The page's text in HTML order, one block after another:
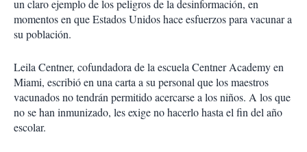
un claro ejemplo de los peligros de la desinformación, en
momentos en que Estados Unidos hace esfuerzos para vacunar a
su población.
Leila Centner, cofundadora de la escuela Centner Academy en
Miami, escribió en una carta a su personal que los maestros
vacunados no tendrán permitido acercarse a los niños. A los que
no se han inmunizado, les exige no hacerlo hasta el fin del año
escolar.